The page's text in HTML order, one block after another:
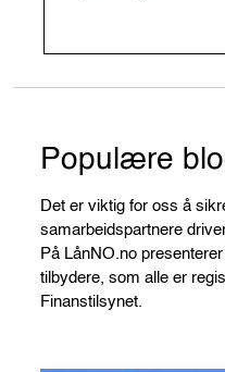
Populære
Det er viktig for oss å
samarbeidspartnere
På LånNO.no
tilbydere, som alle er
Finanstilsynet.